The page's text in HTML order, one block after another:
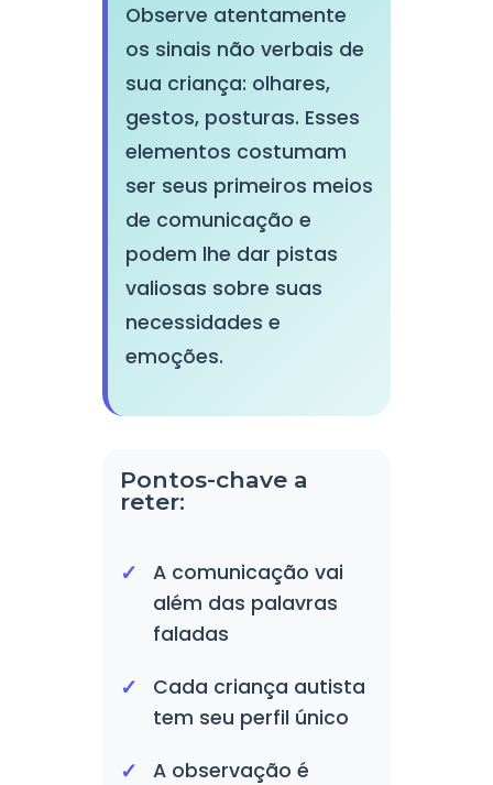
Observe atentamente
os sinais não verbais de
sua criança: olhares,
gestos, posturas. Esses
elementos costumam
ser seus primeiros meios
de comunicação e
podem lhe dar pistas
valiosas sobre suas
necessidades e
emoções.
Pontos-chave a
reter:
A comunicação vai
além das palavras
faladas
Cada criança autista
tem seu perfil único
A observação é